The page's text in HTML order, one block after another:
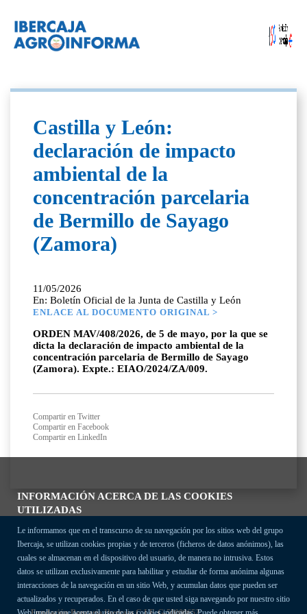
INFORMACIÓN ACERCA DE LAS COOKIES
UTILIZADAS
Le informamos que en el transcurso de su navegación por los sitios web del grupo
Ibercaja, se utilizan cookies propias y de terceros (ficheros de datos anónimos), las
cuales se almacenan en el dispositivo del usuario, de manera no intrusiva. Estos
datos se utilizan exclusivamente para habilitar y estudiar de forma anónima algunas
interacciones de la navegación en un sitio Web, y acumulan datos que pueden ser
actualizados y recuperados. En el caso de que usted siga navegando por nuestro sitio
Castilla y León:
declaración de impacto
ambiental de la
concentración parcelaria
de Bermillo de Sayago
(Zamora)
11/05/2026
En: Boletín Oficial de la Junta de Castilla y León
ENLACE AL DOCUMENTO ORIGINAL >
ORDEN MAV/408/2026, de 5 de mayo, por la que se
dicta la declaración de impacto ambiental de la
concentración parcelaria de Bermillo de Sayago
(Zamora). Expte.: EIAO/2024/ZA/009.
Compartir en Twitter
Compartir en Facebook
Compartir en LinkedIn